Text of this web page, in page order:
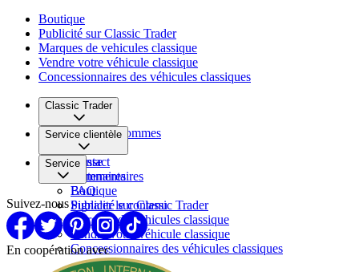
Boutique
Publicité sur Classic Trader
Marques de vehicules classique
Vendre votre véhicule classique
Concessionnaires des véhicules classiques
Classic Trader
Qui nous sommes
Carrière
Presse
Partenaires
Service clientèle
Contact
Commentaires
FAQ
Signaler le contenu
Service
Boutique
Publicité sur Classic Trader
Marques de vehicules classique
Vendre votre véhicule classique
Concessionnaires des véhicules classiques
Suivez-nous
En coopération avec